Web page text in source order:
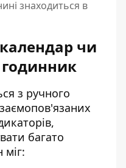
знаходиться в
чи
годинник
з ручного
багато
міг: